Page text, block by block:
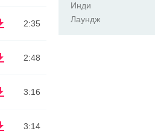
2:35
2:48
3:16
3:14
Инди
Лаундж